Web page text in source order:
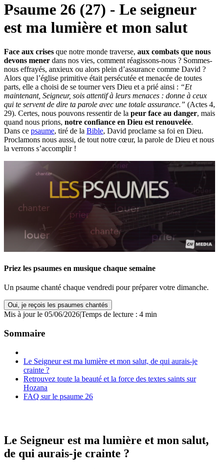
Psaume 26 (27) - Le seigneur
est ma lumière et mon salut
Face aux crises que notre monde traverse, aux combats que nous
devons mener dans nos vies, comment réagissons-nous ? Sommes-
nous effrayés, anxieux ou alors plein d’assurance comme David ?
Alors que l’église primitive était persécutée et menacée de toutes
parts, elle a choisi de se tourner vers Dieu et a prié ainsi : “Et
maintenant, Seigneur, sois attentif à leurs menaces : donne à ceux
qui te servent de dire ta parole avec une totale assurance.” (Actes 4,
29). Certes, nous pouvons ressentir de la peur face au danger, mais
quand nous prions, notre confiance en Dieu est renouvelée.
Dans ce psaume, tiré de la Bible, David proclame sa foi en Dieu.
Proclamons nous aussi, de tout notre cœur, la parole de Dieu et nous
la verrons s’accomplir !
Priez les psaumes en musique chaque semaine
Un psaume chanté chaque vendredi pour préparer votre dimanche.
Oui, je reçois les psaumes chantés
Mis à jour le 05/06/2026|Temps de lecture : 4 min
Sommaire
Le Seigneur est ma lumière et mon salut, de qui aurais-je
crainte ?
Retrouvez toute la beauté et la force des textes saints sur
Hozana
FAQ sur le psaume 26
Le Seigneur est ma lumière et mon salut,
de qui aurais-je crainte ?